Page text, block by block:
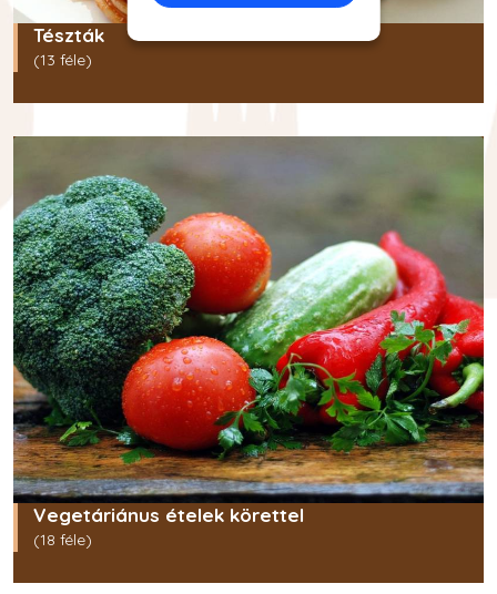
Tészták
(13 féle)
Vegetáriánus ételek körettel
(18 féle)